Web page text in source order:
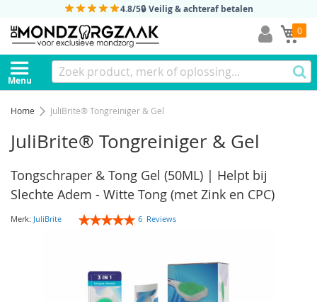
4.8/5🔒 Veilig & achteraf betalen
0
Menu
Home JuliBrite® Tongreiniger & Gel
JuliBrite® Tongreiniger & Gel
Tongschraper & Tong Gel (50ML) | Helpt bij
Slechte Adem - Witte Tong (met Zink en CPC)
Merk: JuliBrite
Rating:
6 Reviews